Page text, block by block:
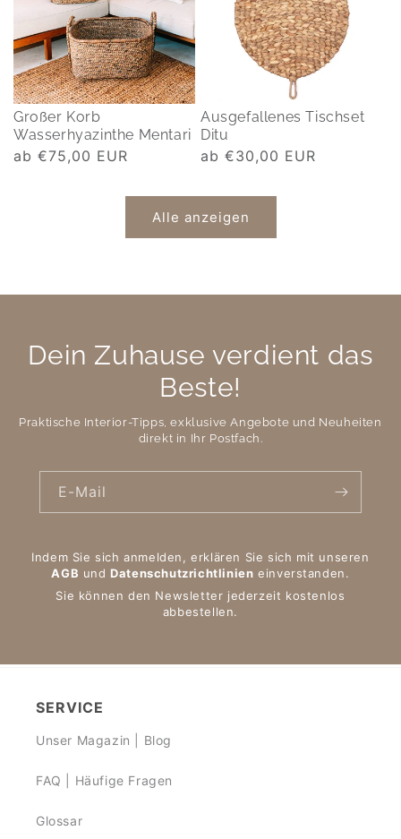
Großer Korb
Wasserhyazinthe Mentari
Normaler
ab €75,00 EUR
Ausgefallenes Tischset
Ditu
Normaler
ab €30,00 EUR
Alle anzeigen
Dein Zuhause verdient das
Beste!
Praktische Interior-Tipps, exklusive Angebote und Neuheiten
direkt in Ihr Postfach.
E-Mail
Indem Sie sich anmelden, erklären Sie sich mit unseren
AGB undDatenschutzrichtlinien einverstanden.
Sie können den Newsletter jederzeit kostenlos
abbestellen.
SERVICE
Unser Magazin | Blog
FAQ | Häufige Fragen
Glossar